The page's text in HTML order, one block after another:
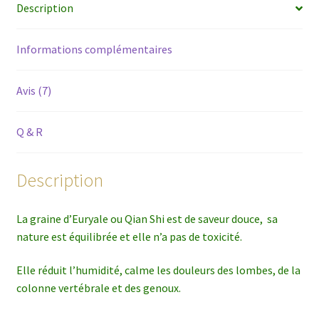
Description
Informations complémentaires
Avis (7)
Q & R
Description
La graine d’Euryale ou Qian Shi est de saveur douce, sa
nature est équilibrée et elle n’a pas de toxicité.
Elle réduit l’humidité, calme les douleurs des lombes, de la
colonne vertébrale et des genoux.